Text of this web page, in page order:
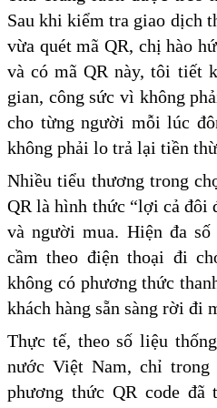
Sau khi kiểm tra giao dịch
vừa quét mã QR, chị hào
và có mã QR này, tôi tiết
gian, công sức vì không
cho từng người mỗi lúc
không phải lo trả lại tiền
Nhiều tiểu thương trong
QR là hình thức “lợi cả đôi
và người mua. Hiện đa
cầm theo điện thoại đi
không có phương thức
khách hàng sẵn sàng rời đi
Thực tế, theo số liệu
nước Việt Nam, chỉ trong
phương thức QR code đã